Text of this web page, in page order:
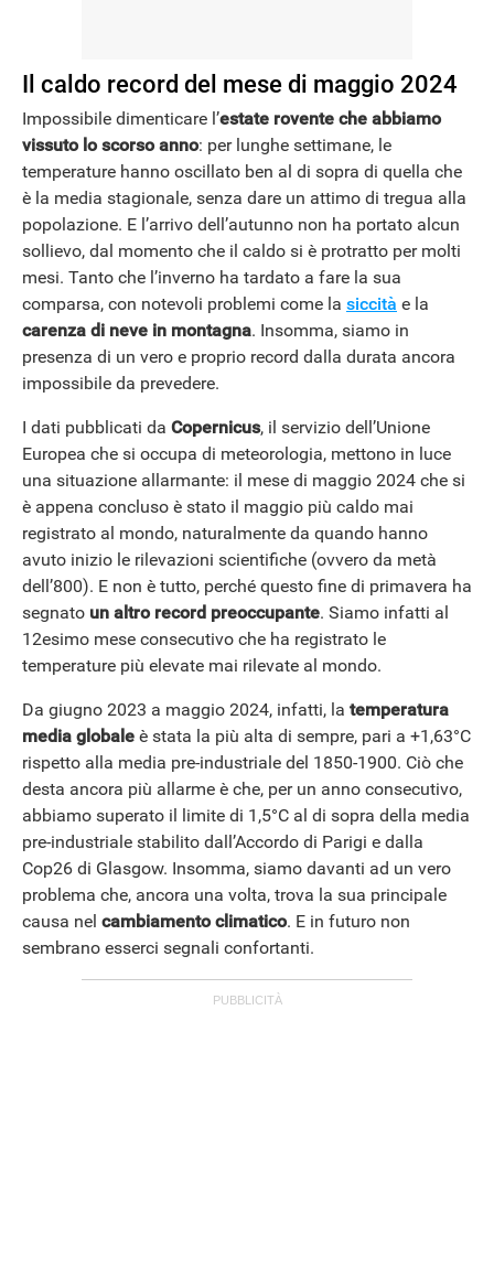
Il caldo record del mese di maggio 2024
Impossibile dimenticare l’estate rovente che abbiamo
vissuto lo scorso anno: per lunghe settimane, le
temperature hanno oscillato ben al di sopra di quella che
è la media stagionale, senza dare un attimo di tregua alla
popolazione. E l’arrivo dell’autunno non ha portato alcun
sollievo, dal momento che il caldo si è protratto per molti
mesi. Tanto che l’inverno ha tardato a fare la sua
comparsa, con notevoli problemi come la siccità e la
carenza di neve in montagna. Insomma, siamo in
presenza di un vero e proprio record dalla durata ancora
impossibile da prevedere.
I dati pubblicati da Copernicus, il servizio dell’Unione
Europea che si occupa di meteorologia, mettono in luce
una situazione allarmante: il mese di maggio 2024 che si
è appena concluso è stato il maggio più caldo mai
registrato al mondo, naturalmente da quando hanno
avuto inizio le rilevazioni scientifiche (ovvero da metà
dell’800). E non è tutto, perché questo fine di primavera ha
segnato un altro record preoccupante. Siamo infatti al
12esimo mese consecutivo che ha registrato le
temperature più elevate mai rilevate al mondo.
Da giugno 2023 a maggio 2024, infatti, la temperatura
media globale è stata la più alta di sempre, pari a +1,63°C
rispetto alla media pre-industriale del 1850-1900. Ciò che
desta ancora più allarme è che, per un anno consecutivo,
abbiamo superato il limite di 1,5°C al di sopra della media
pre-industriale stabilito dall’Accordo di Parigi e dalla
Cop26 di Glasgow. Insomma, siamo davanti ad un vero
problema che, ancora una volta, trova la sua principale
causa nel cambiamento climatico. E in futuro non
sembrano esserci segnali confortanti.